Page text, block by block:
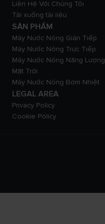
Liên Hệ Với Chúng Tôi
Tải xuống tài liệu
SẢN PHẨM
Máy Nước Nóng Gián Tiếp
Máy Nước Nóng Trực Tiếp
Máy Nước Nóng Năng Lượng
Mặt Trời
Máy Nước Nóng Bơm Nhiệt
LEGAL AREA
Privacy Policy
Cookie Policy